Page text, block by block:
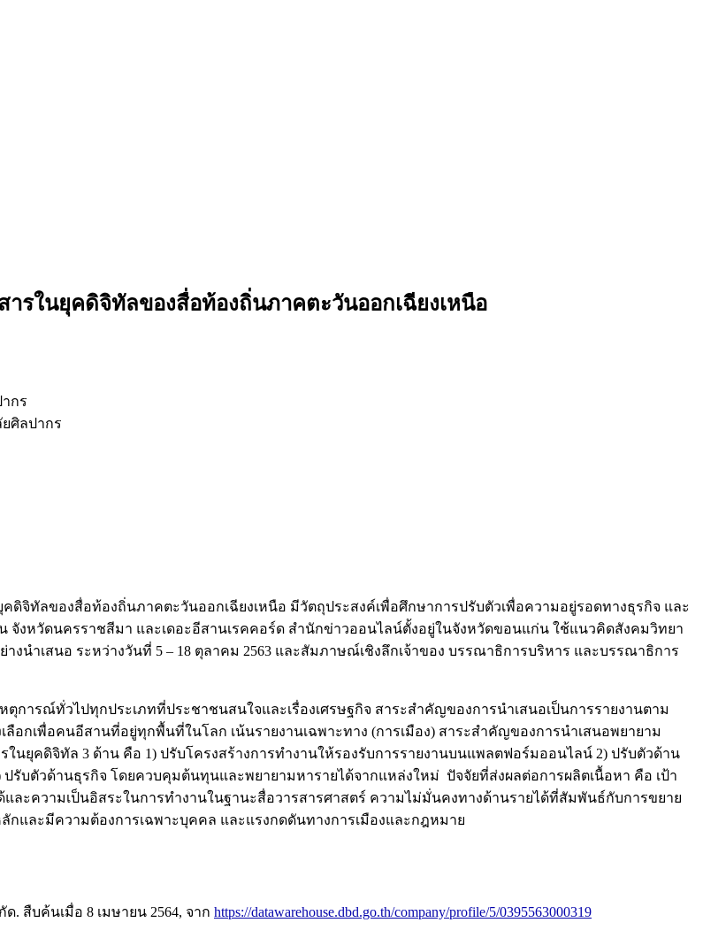
รในยุคดิจิทัลของสื่อท้องถิ่นภาคตะวันออกเฉียงเหนือ
กร
ศิลปากร
ดิจิทัลของสื่อท้องถิ่นภาคตะวันออกเฉียงเหนือ มีวัตถุประสงค์เพื่อศึกษาการปรับตัวเพื่อความอยู่รอดทางธุรกิจ และ
งหวัดนครราชสีมา และเดอะอีสานเรคคอร์ด สำนักข่าวออนไลน์ตั้งอยู่ในจังหวัดขอนแก่น ใช้แนวคิดสังคมวิทยา
งนำเสนอ ระหว่างวันที่ 5 – 18 ตุลาคม 2563 และสัมภาษณ์เชิงลึกเจ้าของ บรรณาธิการบริหาร และบรรณาธิการ
ารณ์ทั่วไปทุกประเภทที่ประชาชนสนใจและเรื่องเศรษฐกิจ สาระสำคัญของการนำเสนอเป็นการรายงานตาม
อกเพื่อคนอีสานที่อยู่ทุกพื้นที่ในโลก เน้นรายงานเฉพาะทาง (การเมือง) สาระสำคัญของการนำเสนอพยายาม
ในยุคดิจิทัล 3 ด้าน คือ 1) ปรับโครงสร้างการทำงานให้รองรับการรายงานบนแพลตฟอร์มออนไลน์ 2) ปรับตัวด้าน
รับตัวด้านธุรกิจ โดยควบคุมต้นทุนและพยายามหารายได้จากแหล่งใหม่ ปัจจัยที่ส่งผลต่อการผลิตเนื้อหา คือ เป้า
ะความเป็นอิสระในการทำงานในฐานะสื่อวารสารศาสตร์ ความไม่มั่นคงทางด้านรายได้ที่สัมพันธ์กับการขยาย
และมีความต้องการเฉพาะบุคคล และแรงกดดันทางการเมืองและกฎหมาย
สืบค้นเมื่อ 8 เมษายน 2564, จาก https://datawarehouse.dbd.go.th/company/profile/5/0395563000319